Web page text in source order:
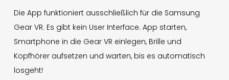
Die App funktioniert ausschließlich für die Samsung
Gear VR. Es gibt kein User Interface. App starten,
Smartphone in die Gear VR einlegen, Brille und
Kopfhörer aufsetzen und warten, bis es automatisch
losgeht!